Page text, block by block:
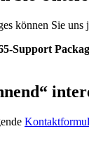
können Sie
Support